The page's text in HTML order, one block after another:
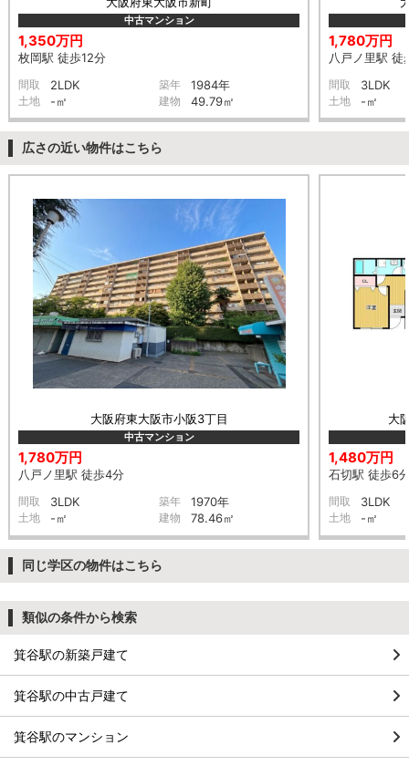
中古マンション
1,350万円
枚岡駅 徒歩12分
間取 2LDK 築年 1984年
土地 -㎡ 建物 49.79㎡
1,780万円
八戸ノ里駅 徒
間取 3LDK
土地 -㎡
広さの近い物件はこちら
大阪府東大阪市小阪3丁目
中古マンション
1,780万円
八戸ノ里駅 徒歩4分
間取 3LDK 築年 1970年
土地 -㎡ 建物 78.46㎡
大
1,480万円
石切駅 徒歩6
間取 3LDK
土地 -㎡
同じ学区の物件はこちら
類似の条件から検索
箕谷駅の新築戸建て
箕谷駅の中古戸建て
箕谷駅のマンション